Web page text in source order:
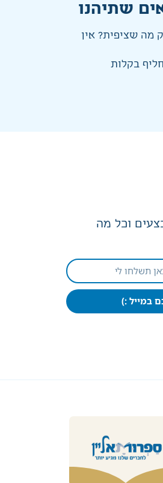
שתיהנו
מה שציפית? אין
בקלות
וכל מה
במייל :)